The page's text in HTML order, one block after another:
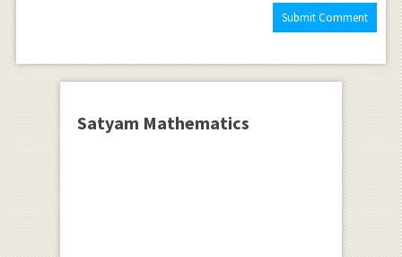
Satyam Mathematics